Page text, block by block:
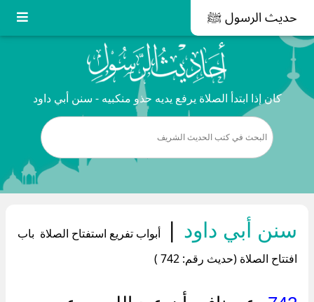
حديث الرسول ﷺ
كان إذا ابتدأ الصلاة يرفع يديه حذو منكبيه - سنن أبي داود
سنن أبي داود |
أبواب تفريع استفتاح الصلاة باب
افتتاح الصلاة (حديث رقم: 742 )